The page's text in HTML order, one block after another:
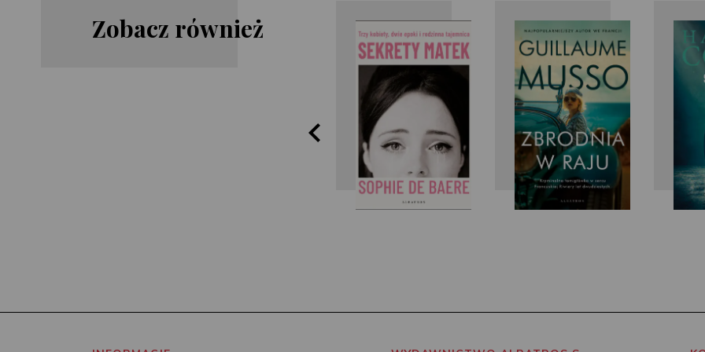
Zobacz również
Harlan
James
Sophie de
Baere
Guillaume
Musso